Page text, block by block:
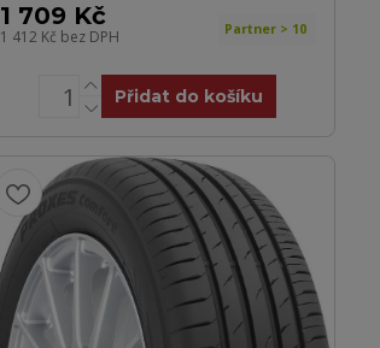
1 709 Kč
1 412 Kč bez DPH Partner > 10
Přidat do košíku